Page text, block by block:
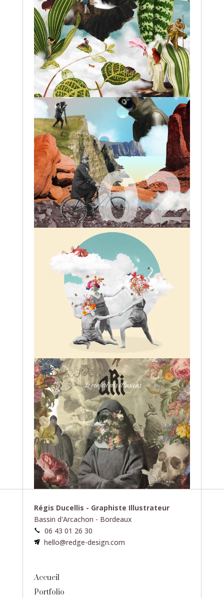
Régis Ducellis - Graphiste Illustrateur
Bassin d'Arcachon - Bordeaux
06 43 01 26 30
hello@redge-design.com
Accueil
Portfolio